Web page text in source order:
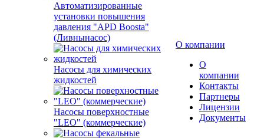
Автоматизированные
установки повышения
давления "APD Boosta"
(Ливнынасос)
Насосы для химических
жидкостей
Насосы поверхностные
"LEO" (коммерческие)
О компании
О
компании
Контакты
Партнеры
Лицензии
Документы